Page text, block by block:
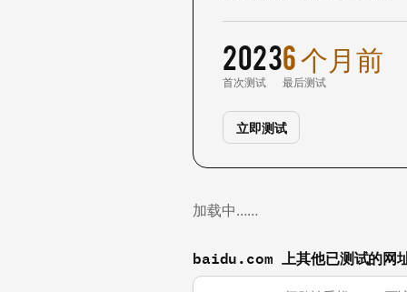
2023
首次测试
6 个月前
最后测试
立即测试
加载中……
baidu.com 上其他已测试的网